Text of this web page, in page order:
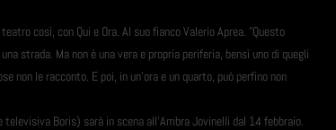
così, con Qui e Ora. Al suo fianco Valerio Aprea. "Questo
strada. Ma non è una vera e propria periferia, bensì uno di quegli
non le racconto. E poi, in un'ora e un quarto, può perfino non
Boris) sarà in scena all'Ambra Jovinelli dal 14 febbraio.